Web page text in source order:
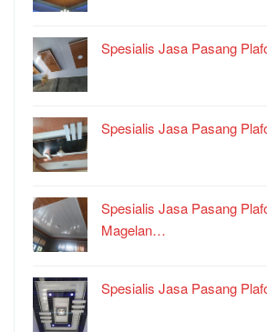
Spesialis Jasa Pasang
Spesialis Jasa Pasang
Spesialis Jasa Pasang
Magelan…
Spesialis Jasa Pasang